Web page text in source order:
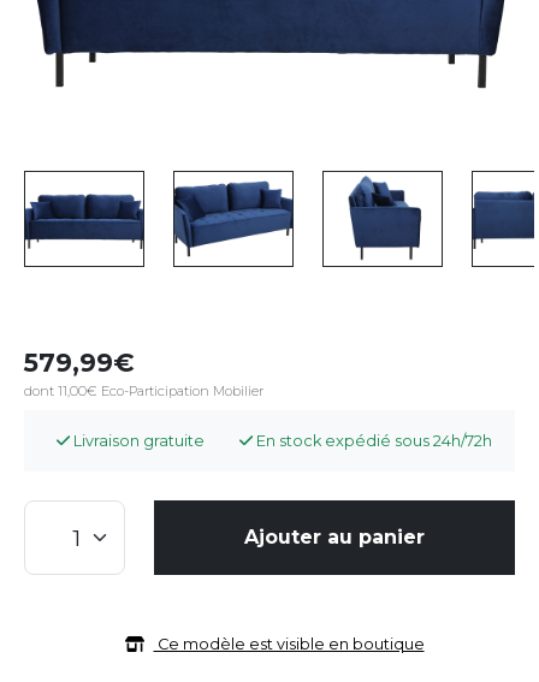
579,99
dont 11,00€ Eco-Participation Mobilier
Livraison gratuite En stock expédié sous 24h/72h
Ajouter au panier
Ce modèle est visible en boutique